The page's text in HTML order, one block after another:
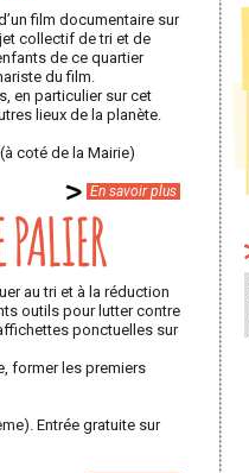
film documentaire sur
collectif de tri et de
de ce quartier
du film.
en particulier sur cet
lieux de la planète.
coté de la Mairie)
En savoir plus
au tri et à la réduction
outils pour lutter contre
ponctuelles sur
former les premiers
Entrée gratuite sur